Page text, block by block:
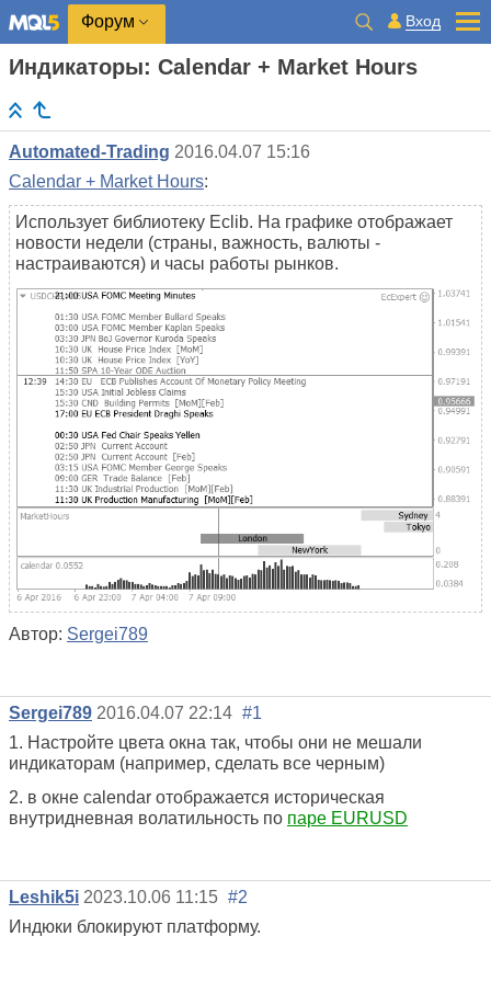
Форум Вход
Индикаторы: Calendar + Market Hours
Automated-Trading 2016.04.07 15:16
Calendar + Market Hours:
Использует библиотеку Eclib. На графике отображает
новости недели (страны, важность, валюты -
настраиваются) и часы работы рынков.
Автор: Sergei789
Sergei789 2016.04.07 22:14 #1
1. Настройте цвета окна так, чтобы они не мешали
индикаторам (например, сделать все черным)
2. в окне calendar отображается историческая
внутридневная волатильность по паре EURUSD
Leshik5i 2023.10.06 11:15 #2
Индюки блокируют платформу.